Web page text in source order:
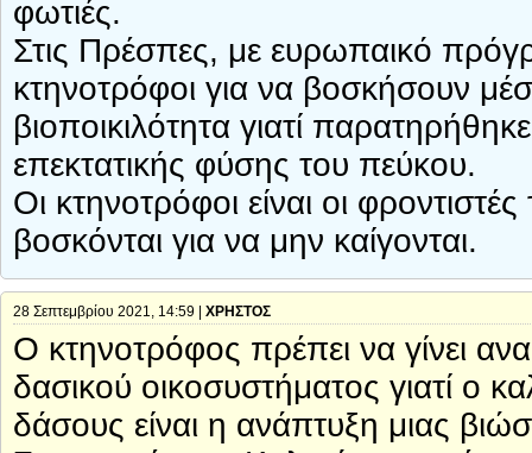
φωτιές.
Στις Πρέσπες, με ευρωπαικό
κτηνοτρόφοι για να βοσκήσουν
βιοποικιλότητα γιατί
επεκτατικής φύσης του πεύκου.
Οι κτηνοτρόφοι είναι οι
βοσκόνται για να μην καίγονται.
28 Σεπτεμβρίου 2021, 14:59 | ΧΡΗΣΤΟΣ
Ο κτηνοτρόφος πρέπει να γίνει
δασικού οικοσυστήματος γιατί ο
δάσους είναι η ανάπτυξη μιας